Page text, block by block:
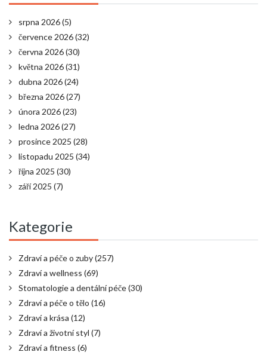
srpna 2026(5)
července 2026(32)
června 2026(30)
května 2026(31)
dubna 2026(24)
března 2026(27)
února 2026(23)
ledna 2026(27)
prosince 2025 (28)
listopadu 2025 (34)
října 2025 (30)
září 2025 (7)
Kategorie
Zdraví a péče o zuby(257)
Zdraví a wellness (69)
Stomatologie a dentální péče(30)
Zdraví a péče o tělo (16)
Zdraví a krása (12)
Zdraví a životní styl (7)
Zdraví a fitness (6)